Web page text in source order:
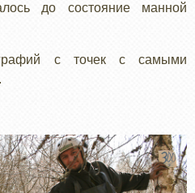
до состояние манной
с точек с самыми